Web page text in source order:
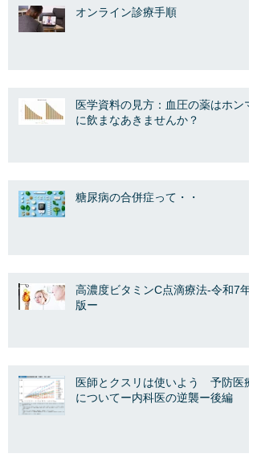
オンライン診療手順
医学資料の見方：血圧の薬はホンマ
に飲まなあきませんか？
糖尿病の合併症って・・
高濃度ビタミンC点滴療法-令和7年
版ー
医師とクスリは使いよう 予防医療
についてー内科医の逆襲ー後編